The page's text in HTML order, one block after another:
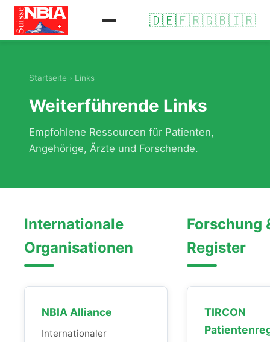
🇩🇪🇫🇷🇬🇧🇮🇷
Startseite › Links
Weiterführende Links
Empfohlene Ressourcen für Patienten,
Angehörige, Ärzte und Forschende.
Internationale
Organisationen
NBIA Alliance
Internationaler
Forschung
Register
TIRCON